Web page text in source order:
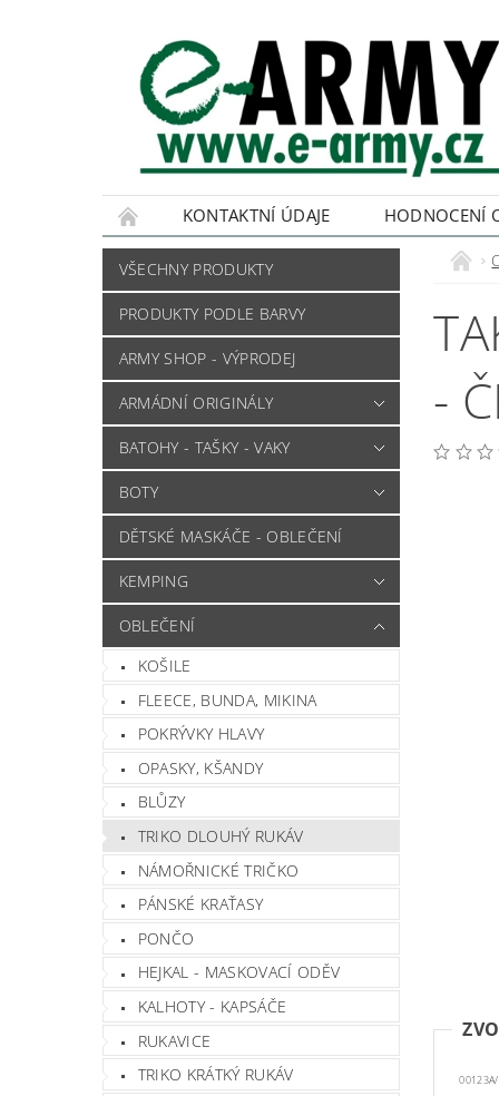
KONTAKTNÍ ÚDAJE HODNOCENÍ
VŠECHNY PRODUKTY
PRODUKTY PODLE BARVY
ARMY SHOP - VÝPRODEJ
ARMÁDNÍ ORIGINÁLY
BATOHY - TAŠKY - VAKY
BOTY
DĚTSKÉ MASKÁČE - OBLEČENÍ
KEMPING
OBLEČENÍ
KOŠILE
FLEECE, BUNDA, MIKINA
POKRÝVKY HLAVY
OPASKY, KŠANDY
BLŮZY
TRIKO DLOUHÝ RUKÁV
NÁMOŘNICKÉ TRIČKO
PÁNSKÉ KRAŤASY
PONČO
HEJKAL - MASKOVACÍ ODĚV
KALHOTY - KAPSÁČE
RUKAVICE
TRIKO KRÁTKÝ RUKÁV
-